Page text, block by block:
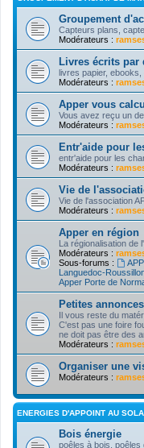
Groupement
Capteurs plans,
Modérateurs :
Livres écrits par
livres papier, ebooks,
Modérateurs :
Apper vous
Vous avez reçu un
Modérateurs :
Entr'aide pour
entr'aide pour les
Modérateurs :
Vie de
Vie de l'association
Modérateurs :
Apper en région
La régionalisation de
Modérateurs :
Sous-forums :
Languedoc-
Apper Porte de
Petites annonces
Il vous reste du
C'est pas une foire
ne doit pas être des
Modérateurs :
Organiser une
Modérateurs :
ENERGIES D'APPOINT AU
Bois énergie
poêles à bois,